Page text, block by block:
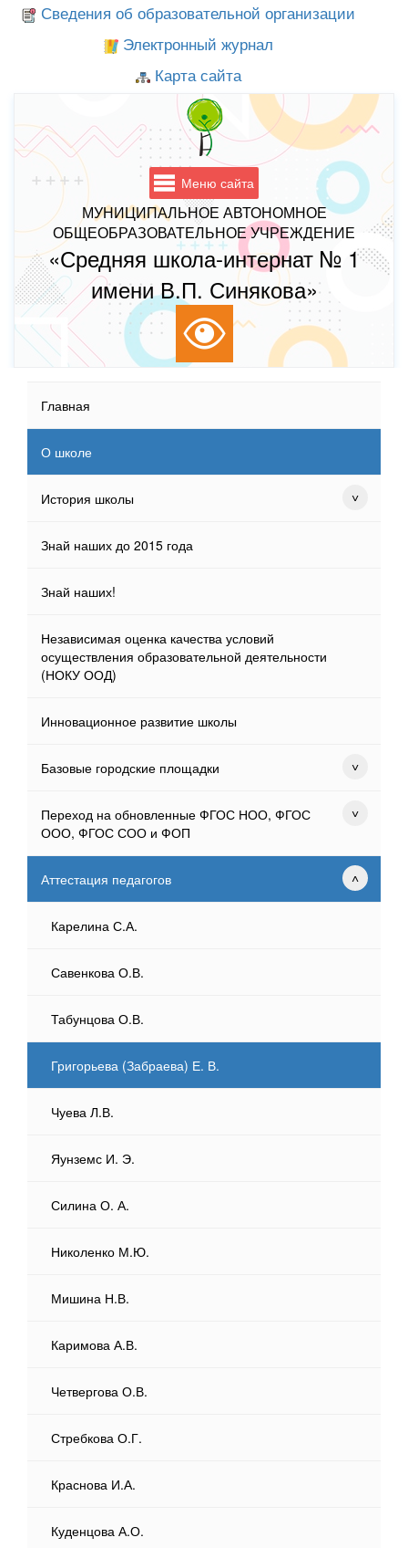
Сведения об образовательной организации
Электронный журнал
Карта сайта
Меню сайта
МУНИЦИПАЛЬНОЕ АВТОНОМНОЕ
ОБЩЕОБРАЗОВАТЕЛЬНОЕ УЧРЕЖДЕНИЕ
«Средняя школа-интернат № 1
имени В.П. Синякова»
Главная
О школе
История школы
Знай наших до 2015 года
Знай наших!
Независимая оценка качества условий
осуществления образовательной деятельности
(НОКУ ООД)
Инновационное развитие школы
Базовые городские площадки
Переход на обновленные ФГОС НОО, ФГОС
ООО, ФГОС СОО и ФОП
Аттестация педагогов
Карелина С.А.
Савенкова О.В.
Табунцова О.В.
Григорьева (Забраева) Е. В.
Чуева Л.В.
Яунземс И. Э.
Силина О. А.
Николенко М.Ю.
Мишина Н.В.
Каримова А.В.
Четвергова О.В.
Стребкова О.Г.
Краснова И.А.
Куденцова А.О.